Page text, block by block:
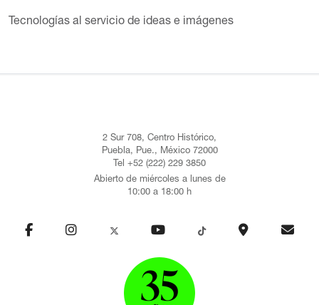
Tecnologías al servicio de ideas e imágenes
2 Sur 708, Centro Histórico,
Puebla, Pue., México 72000
Tel +52 (222) 229 3850
Abierto de miércoles a lunes de
10:00 a 18:00 h